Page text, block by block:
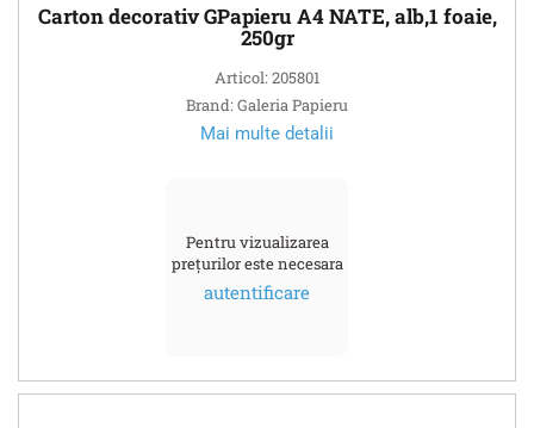
Carton decorativ GPapieru A4 NATE, alb,1 foaie,
250gr
Articol: 205801
Brand: Galeria Papieru
Mai multe detalii
Pentru vizualizarea
prețurilor este necesara
autentificare